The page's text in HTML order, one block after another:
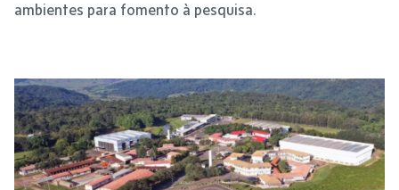
ambientes para fomento à pesquisa.